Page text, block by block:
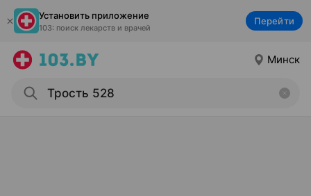
Установить приложение
103: поиск лекарств и врачей
Перейти
Минск